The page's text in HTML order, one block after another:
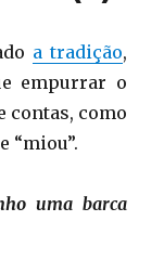
coisa
a tradição,
empurrar o
contas, como
“miou”.
uma barca